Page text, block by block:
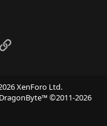
Link
XenForo Ltd.
©2011-2026